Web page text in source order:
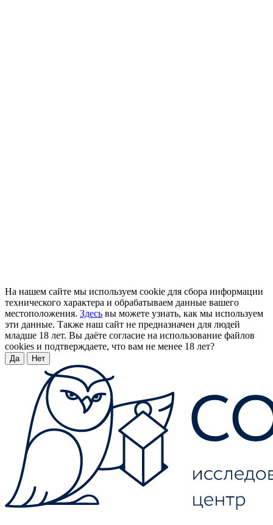
На нашем сайте мы используем cookie для сбора информации
технического характера и обрабатываем данные вашего
местоположения. Здесь вы можете узнать, как мы используем
эти данные. Также наш сайт не предназначен для людей
младше 18 лет. Вы даёте согласие на использование файлов
cookies и подтверждаете, что вам не менее 18 лет?
Да Нет